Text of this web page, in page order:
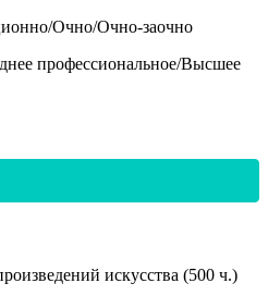
Очно/Очно-заочно
профессиональное/Высшее
искусства (500 ч.)